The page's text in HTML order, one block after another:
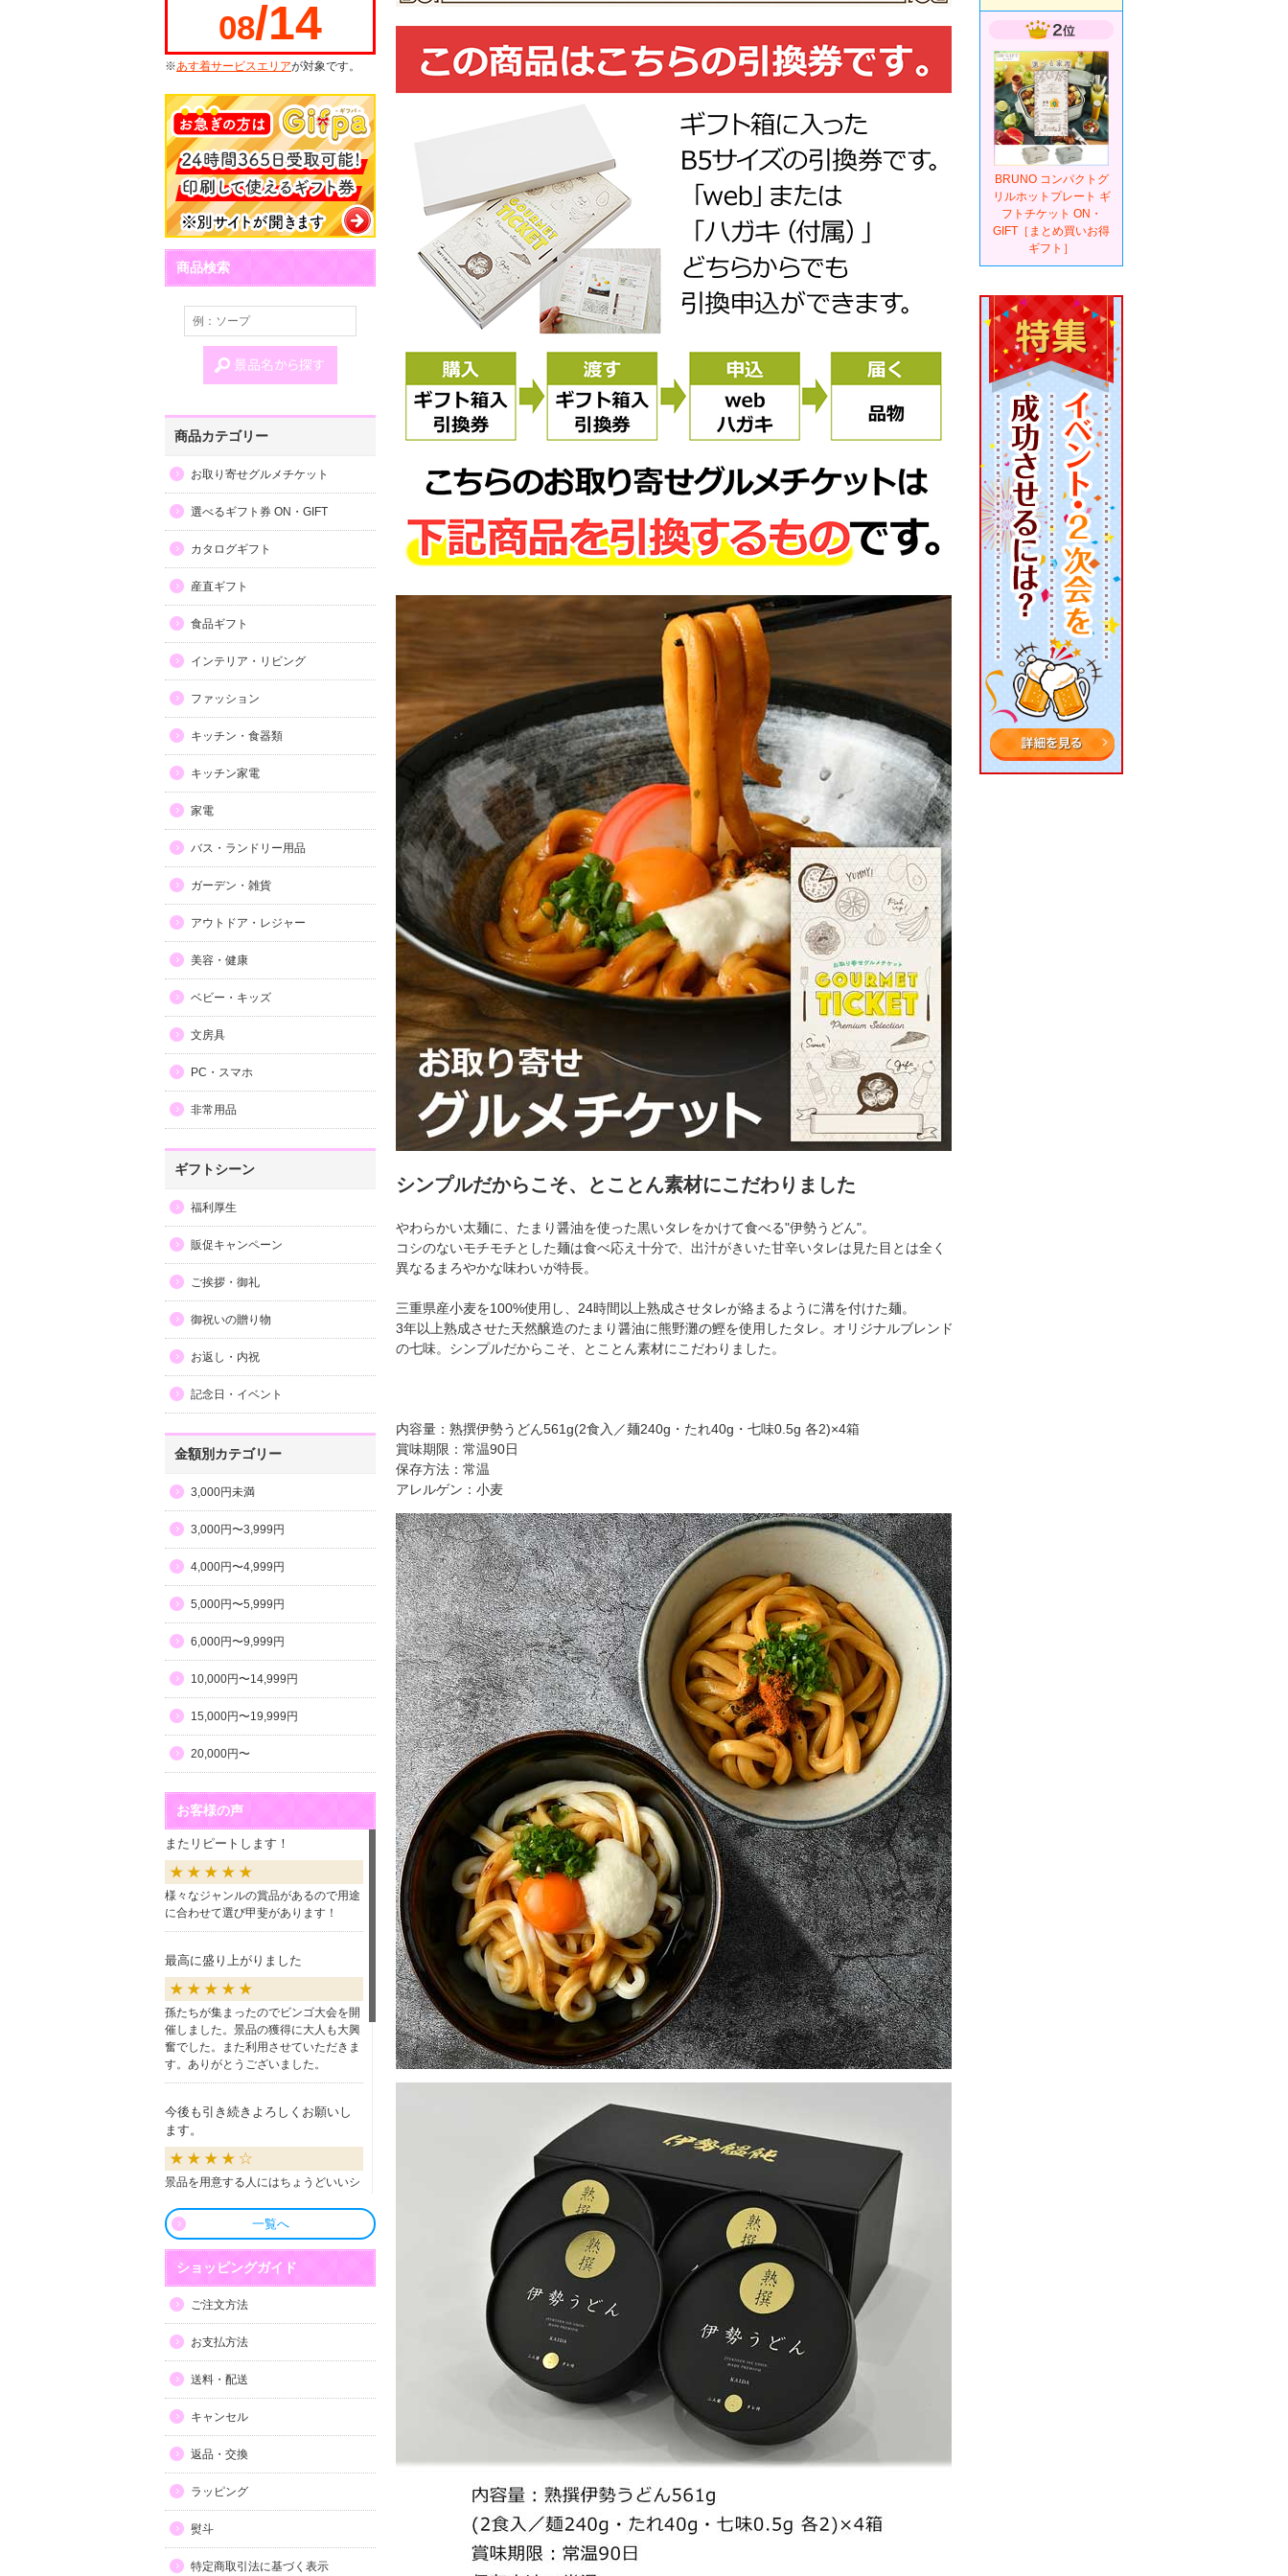
08/14
※あす着サービスエリアが対象です。
商品検索
商品カテゴリー
お取り寄せグルメチケット
選べるギフト券 ON・GIFT
カタログギフト
産直ギフト
食品ギフト
インテリア・リビング
ファッション
キッチン・食器類
キッチン家電
家電
バス・ランドリー用品
ガーデン・雑貨
アウトドア・レジャー
美容・健康
ベビー・キッズ
文房具
PC・スマホ
非常用品
ギフトシーン
福利厚生
販促キャンペーン
ご挨拶・御礼
御祝いの贈り物
お返し・内祝
記念日・イベント
金額別カテゴリー
3,000円未満
3,000円〜3,999円
4,000円〜4,999円
5,000円〜5,999円
6,000円〜9,999円
10,000円〜14,999円
15,000円〜19,999円
20,000円〜
お客様の声
またリピートします！
様々なジャンルの賞品があるので用途
に合わせて選び甲斐があります！
最高に盛り上がりました
孫たちが集まったのでビンゴ大会を開
催しました。景品の獲得に大人も大興
奮でした。また利用させていただきま
す。ありがとうございました。
今後も引き続きよろしくお願いし
ます。
景品を用意する人にはちょうどいいシ
良かったです
商品も直ぐに届き、一つづづ丁寧に梱
まりのビンゴで利用しましたが、みん
な喜んでもらえました。
利用しやすい
目録景品をよく利用しています。豪華
す。手配が早いので便利です。
一覧へ
ショッピングガイド
ご注文方法
お支払方法
送料・配送
キャンセル
返品・交換
ラッピング
熨斗
特定商取引法に基づく表示
シンプルだからこそ、とことん素材にこだわりました
やわらかい太麺に、たまり醤油を使った黒いタレをかけて食べる"伊勢うどん"。
コシのないモチモチとした麺は食べ応え十分で、出汁がきいた甘辛いタレは見た目とは全く
異なるまろやかな味わいが特長。
三重県産小麦を100%使用し、24時間以上熟成させタレが絡まるように溝を付けた麺。
3年以上熟成させた天然醸造のたまり醤油に熊野灘の鰹を使用したタレ。オリジナルブレンド
の七味。シンプルだからこそ、とことん素材にこだわりました。
内容量：熟撰伊勢うどん561g(2食入／麺240g・たれ40g・七味0.5g 各2)×4箱
賞味期限：常温90日
保存方法：常温
アレルゲン：小麦
BRUNO コンパクトグ
リルホットプレート ギ
フトチケット ON・
GIFT［まとめ買いお得
ギフト］